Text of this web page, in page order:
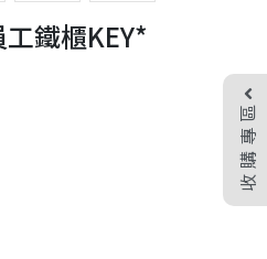
鐵櫃KEY*
收購專區